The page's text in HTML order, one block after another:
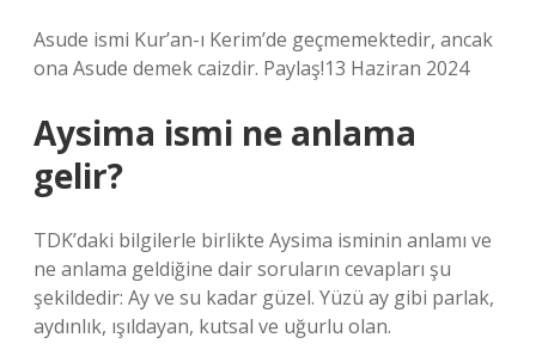
Asude ismi Kur’an-ı Kerim’de geçmemektedir, ancak
ona Asude demek caizdir. Paylaş!13 Haziran 2024
Aysima ismi ne anlama
gelir?
TDK’daki bilgilerle birlikte Aysima isminin anlamı ve
ne anlama geldiğine dair soruların cevapları şu
şekildedir: Ay ve su kadar güzel. Yüzü ay gibi parlak,
aydınlık, ışıldayan, kutsal ve uğurlu olan.